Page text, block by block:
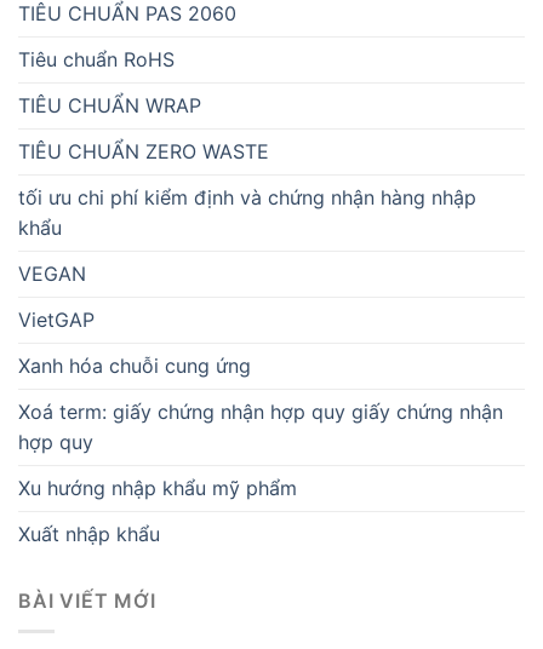
TIÊU CHUẨN PAS 2060
Tiêu chuẩn RoHS
TIÊU CHUẨN WRAP
TIÊU CHUẨN ZERO WASTE
tối ưu chi phí kiểm định và chứng nhận hàng nhập
khẩu
VEGAN
VietGAP
Xanh hóa chuỗi cung ứng
Xoá term: giấy chứng nhận hợp quy giấy chứng nhận
hợp quy
Xu hướng nhập khẩu mỹ phẩm
Xuất nhập khẩu
BÀI VIẾT MỚI